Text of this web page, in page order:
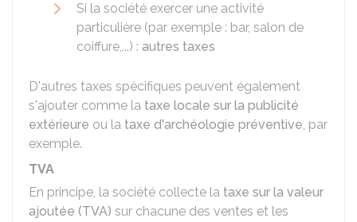
Si la société exercer une activité
particulière (par exemple : bar, salon de
coiffure,...) : autres taxes
D'autres taxes spécifiques peuvent également
s'ajouter comme la taxe locale sur la publicité
extérieure ou la taxe d'archéologie préventive, par
exemple.
TVA
En principe, la société collecte la taxe sur la valeur
ajoutée (TVA) sur chacune des ventes et les